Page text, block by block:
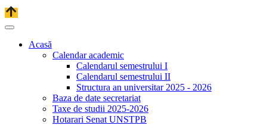
Acasă
Calendar academic
Calendarul semestrului I
Calendarul semestrului II
Structura an universitar 2025 - 2026
Baza de date secretariat
Taxe de studii 2025-2026
Hotarari Senat UNSTPB